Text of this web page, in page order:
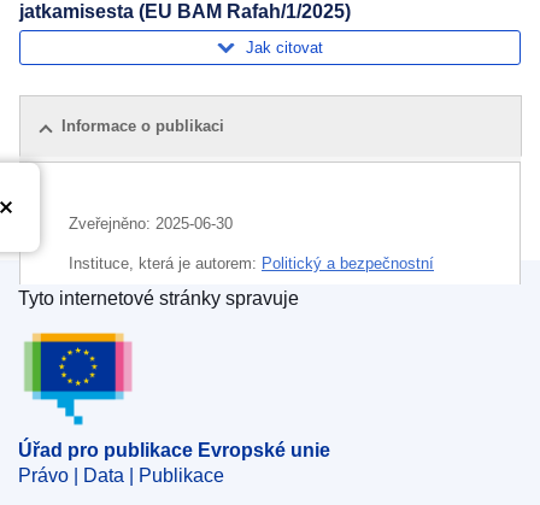
jatkamisesta (EU BAM Rafah/1/2025)
Jak citovat
Informace o publikaci
Zveřejněno: 2025-06-30
Instituce, která je autorem: Politický a bezpečnostní
výbor(Rada Evropské unie)
Téma:hraniční kontrola
přeshraniční spolupráce
CELEX : 32025D1299
ELI : dec/2025/1299/oj
Úřad pro publikace Evropské unie
Tyto internetové stránky spravuje
Úřad pro publikace Evropské unie
Právo | Data | Publikace